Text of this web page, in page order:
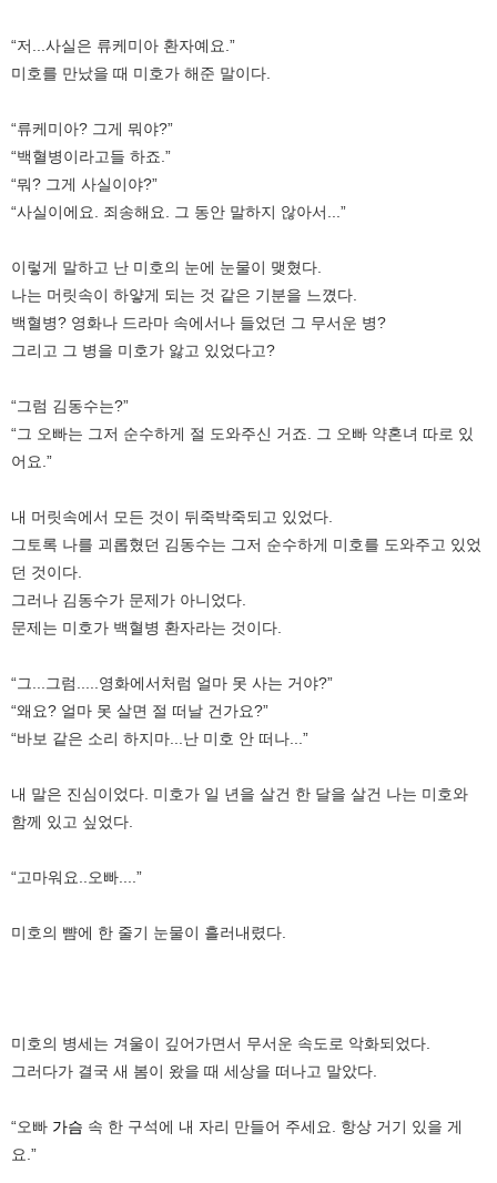
“저...사실은 류케미아 환자예요.”
미호를 만났을 때 미호가 해준 말이다.
“류케미아? 그게 뭐야?”
“백혈병이라고들 하죠.”
“뭐? 그게 사실이야?”
“사실이에요. 죄송해요. 그 동안 말하지 않아서...”
이렇게 말하고 난 미호의 눈에 눈물이 맺혔다.
나는 머릿속이 하얗게 되는 것 같은 기분을 느꼈다.
백혈병? 영화나 드라마 속에서나 들었던 그 무서운 병?
그리고 그 병을 미호가 앓고 있었다고?
“그럼 김동수는?”
“그 오빠는 그저 순수하게 절 도와주신 거죠. 그 오빠 약혼녀 따로 있
어요.”
내 머릿속에서 모든 것이 뒤죽박죽되고 있었다.
그토록 나를 괴롭혔던 김동수는 그저 순수하게 미호를 도와주고 있었
던 것이다.
그러나 김동수가 문제가 아니었다.
문제는 미호가 백혈병 환자라는 것이다.
“그...그럼.....영화에서처럼 얼마 못 사는 거야?”
“왜요? 얼마 못 살면 절 떠날 건가요?”
“바보 같은 소리 하지마...난 미호 안 떠나...”
내 말은 진심이었다. 미호가 일 년을 살건 한 달을 살건 나는 미호와
함께 있고 싶었다.
“고마워요..오빠....”
미호의 뺨에 한 줄기 눈물이 흘러내렸다.
미호의 병세는 겨울이 깊어가면서 무서운 속도로 악화되었다.
그러다가 결국 새 봄이 왔을 때 세상을 떠나고 말았다.
“오빠 가슴 속 한 구석에 내 자리 만들어 주세요. 항상 거기 있을 게
요.”